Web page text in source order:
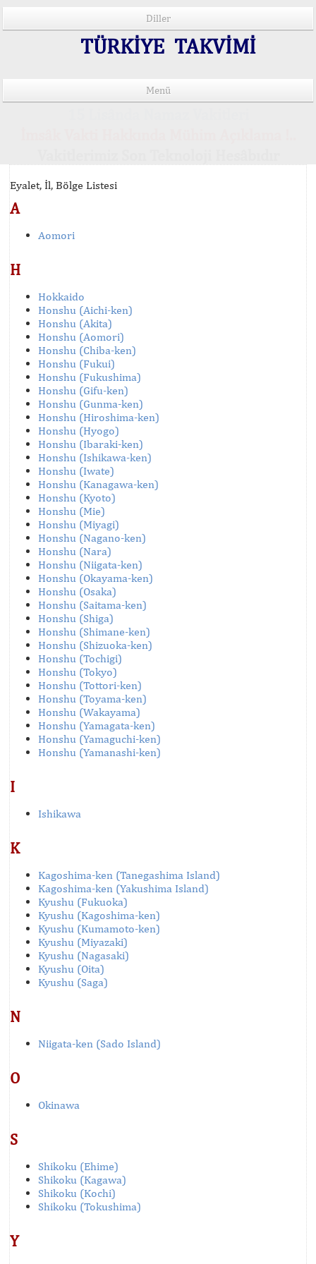
Diller
TÜRKİYE TAKVİMİ
Menü
Eyalet, İl, Bölge Listesi
A
Aomori
H
Hokkaido
Honshu (Aichi-ken)
Honshu (Akita)
Honshu (Aomori)
Honshu (Chiba-ken)
Honshu (Fukui)
Honshu (Fukushima)
Honshu (Gifu-ken)
Honshu (Gunma-ken)
Honshu (Hiroshima-ken)
Honshu (Hyogo)
Honshu (Ibaraki-ken)
Honshu (Ishikawa-ken)
Honshu (Iwate)
Honshu (Kanagawa-ken)
Honshu (Kyoto)
Honshu (Mie)
Honshu (Miyagi)
Honshu (Nagano-ken)
Honshu (Nara)
Honshu (Niigata-ken)
Honshu (Okayama-ken)
Honshu (Osaka)
Honshu (Saitama-ken)
Honshu (Shiga)
Honshu (Shimane-ken)
Honshu (Shizuoka-ken)
Honshu (Tochigi)
Honshu (Tokyo)
Honshu (Tottori-ken)
Honshu (Toyama-ken)
Honshu (Wakayama)
Honshu (Yamagata-ken)
Honshu (Yamaguchi-ken)
Honshu (Yamanashi-ken)
I
Ishikawa
K
Kagoshima-ken (Tanegashima Island)
Kagoshima-ken (Yakushima Island)
Kyushu (Fukuoka)
Kyushu (Kagoshima-ken)
Kyushu (Kumamoto-ken)
Kyushu (Miyazaki)
Kyushu (Nagasaki)
Kyushu (Oita)
Kyushu (Saga)
N
Niigata-ken (Sado Island)
O
Okinawa
S
Shikoku (Ehime)
Shikoku (Kagawa)
Shikoku (Kochi)
Shikoku (Tokushima)
Y